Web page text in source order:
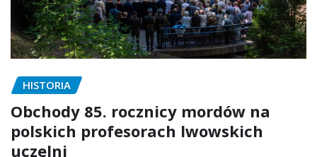
HISTORIA
Obchody 85. rocznicy mordów na
polskich profesorach lwowskich
uczelni